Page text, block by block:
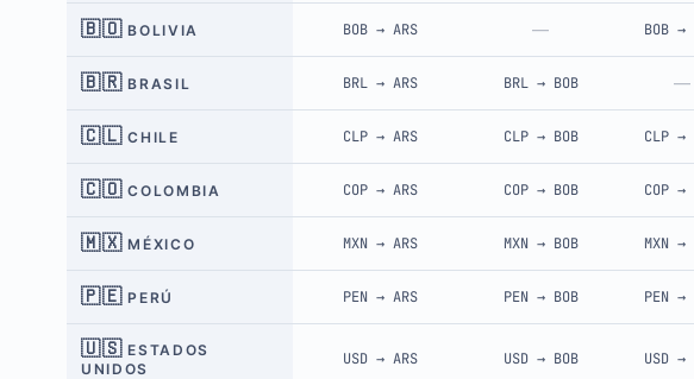
🇧🇴 BOLIVIA BOB → ARS — BOB →
🇧🇷 BRASIL BRL → ARS BRL→ BOB —
🇨🇱 CHILE CLP → ARS CLP→ BOB CLP →
🇨🇴 COLOMBIA COP → ARS COP→ BOB COP →
🇲🇽 MÉXICO MXN → ARS MXN→ BOB MXN →
🇵🇪 PERÚ PEN → ARS PEN→ BOB PEN →
🇺🇸 ESTADOS
UNIDOS
USD → ARS USD→ BOB USD →